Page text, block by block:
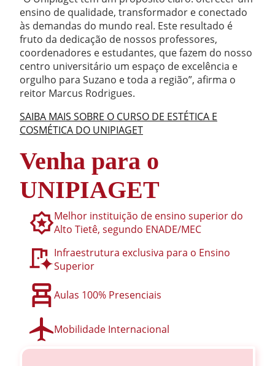
ensino de qualidade, transformador e conectado
às demandas do mundo real. Este resultado é
fruto da dedicação de nossos professores,
coordenadores e estudantes, que fazem do nosso
centro universitário um espaço de excelência e
orgulho para Suzano e toda a região”, afirma o
reitor Marcus Rodrigues.
SAIBA MAIS SOBRE O CURSO DE ESTÉTICA E
COSMÉTICA DO UNIPIAGET
Venha para o
UNIPIAGET
Melhor instituição de ensino superior do
Alto Tietê, segundo ENADE/MEC
Infraestrutura exclusiva para o Ensino
Superior
Aulas 100% Presenciais
Mobilidade Internacional